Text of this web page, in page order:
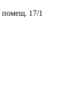
помещ. 17/1